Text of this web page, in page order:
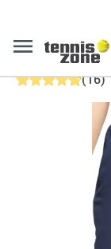
Short 7in M
(16)